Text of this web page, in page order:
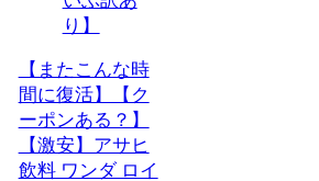
【またこんな時
間に復活】【ク
ーポンある？】
【激安】アサヒ
飲料 ワンダ ロイ